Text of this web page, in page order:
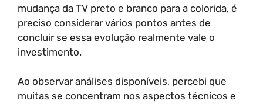
mudança da TV preto e branco para a colorida, é
preciso considerar vários pontos antes de
concluir se essa evolução realmente vale o
investimento.
Ao observar análises disponíveis, percebi que
muitas se concentram nos aspectos técnicos e